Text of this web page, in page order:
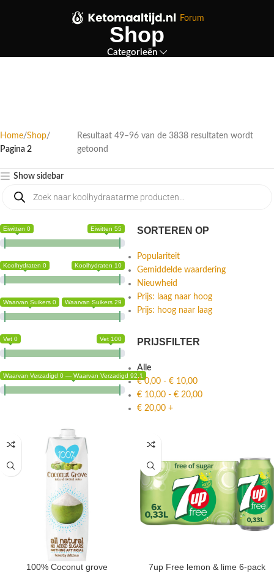
Forum
Shop
Categorieën
Home Shop
Pagina 2
Resultaat 49–96 van de 3838 resultaten wordt
getoond
Show sidebar
Eiwitten 0 Eiwitten 55
Koolhydraten 0 Koolhydraten 10
Waarvan Suikers 0 Waarvan Suikers 29
Vet 0 Vet 100
Waarvan Verzadigd 0 — Waarvan Verzadigd 92.1
SORTEREN OP
Populariteit
Gemiddelde waardering
Nieuwheid
Prijs: laag naar hoog
Prijs: hoog naar laag
PRIJSFILTER
Alle
€0,00 - € 10,00
€ 10,00 - € 20,00
€ 20,00 +
100% Coconut grove 7up Free lemon & lime 6-pack